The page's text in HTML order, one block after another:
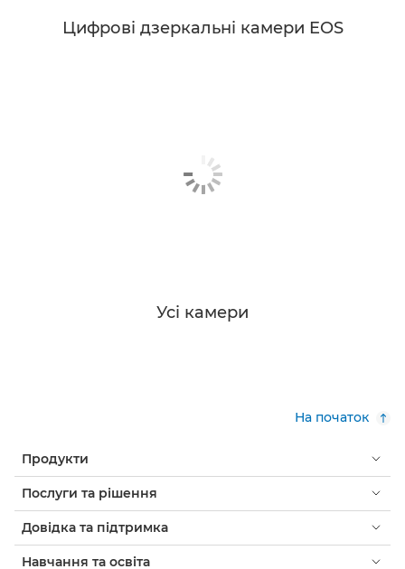
Цифрові дзеркальні камери EOS
Усі камери
На початок
Продукти
Послуги та рішення
Довідка та підтримка
Навчання та освіта